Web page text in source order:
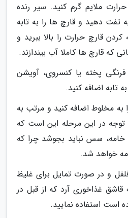
ملایم گرم کنید. سیر رنده
حدود 20 ثانیه تفت دهید و قارچ ها را به تابه
کردن قارچ حرارت را بالا ببرید و
که قارچ ها کاملا آب بیندازند.
فرنگی پخته یا کنسروی، آویشن
تابه اضافه کنید.
به مخلوط اضافه کنید و مرتب به
توجه در این مرحله این است که
خامه، سس نباید بجوشد چرا که
خواهد شد.
و در صورت تمایل برای غلیظ
غذاخوری آرد که از قبل در
استفاده نمایید.